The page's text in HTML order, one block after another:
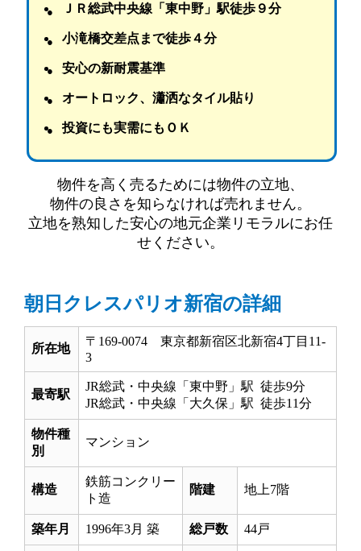
ＪＲ総武中央線「東中野」駅徒歩９分
小滝橋交差点まで徒歩４分
安心の新耐震基準
オートロック、瀟洒なタイル貼り
投資にも実需にもＯＫ
物件を高く売るためには物件の立地、
物件の良さを知らなければ売れません。
立地を熟知した安心の地元企業リモラルにお任
せください。
朝日クレスパリオ新宿の詳細
所在地
〒169-0074 東京都新宿区北新宿4丁目11‐
3
最寄駅
JR総武・中央線「東中野」駅 徒歩9分
JR総武・中央線「大久保」駅 徒歩11分
物件種
別
マンション
構造
鉄筋コンクリー
ト造
階建 地上7階
築年月 1996年3月 築 総戸数 44戸